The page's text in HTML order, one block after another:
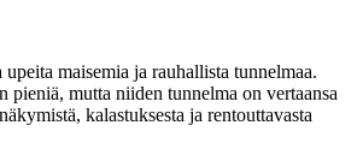
upeita maisemia ja rauhallista tunnelmaa.
pieniä, mutta niiden tunnelma on vertaansa
kalastuksesta ja rentouttavasta